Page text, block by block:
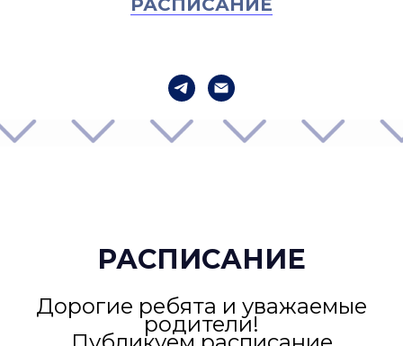
РАСПИСАНИЕ
РАСПИСАНИЕ
Дорогие ребята и уважаемые
родители!